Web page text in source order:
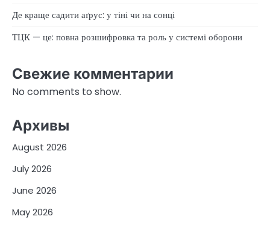
Де краще садити аґрус: у тіні чи на сонці
ТЦК — це: повна розшифровка та роль у системі оборони
Свежие комментарии
No comments to show.
Архивы
August 2026
July 2026
June 2026
May 2026